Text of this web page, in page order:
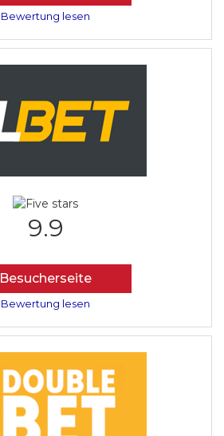
Bewertung lesen
9.9
Besucherseite
Bewertung lesen